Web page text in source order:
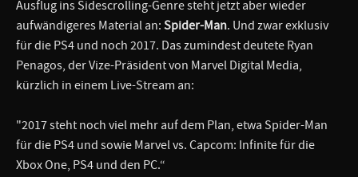
Ausflug ins Sidescrolling-Genre steht jetzt aber wieder
aufwändigeres Material an: Spider-Man. Und zwar exklusiv
für die PS4 und noch 2017. Das zumindest deutete Ryan
Penagos, der Vize-Präsident von Marvel Digital Media,
kürzlich in einem Live-Stream an:
"2017 steht noch viel mehr auf dem Plan, etwa Spider-Man
für die PS4 und sowie Marvel vs. Capcom: Infinite für die
Xbox One, PS4 und den PC.“